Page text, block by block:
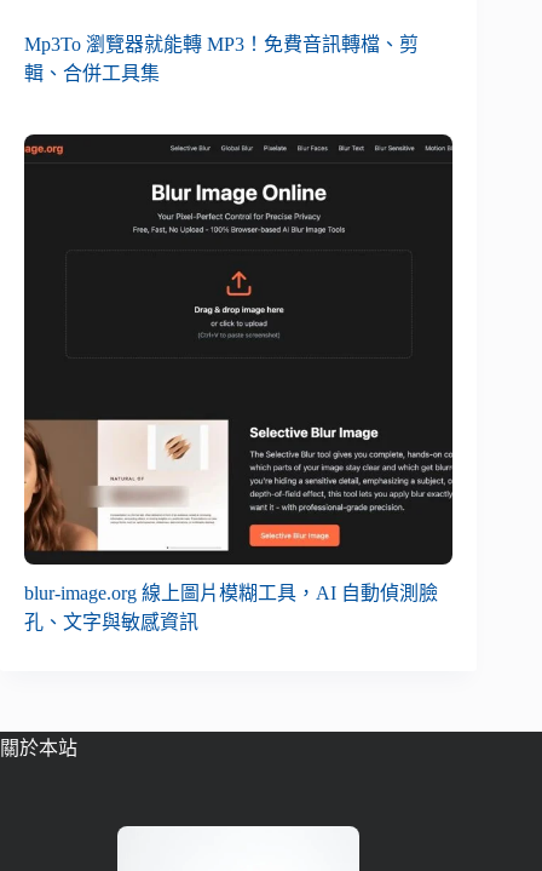
Mp3To 瀏覽器就能轉 MP3！免費音訊轉檔、剪
輯、合併工具集
blur-image.org 線上圖片模糊工具，AI 自動偵測臉
孔、文字與敏感資訊
關於本站